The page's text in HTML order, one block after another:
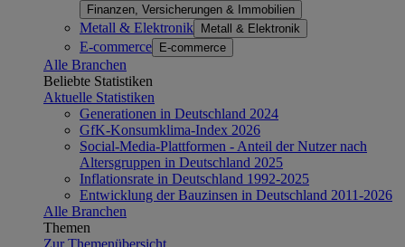
Finanzen, Versicherungen & Immobilien
Metall & Elektronik Metall & Elektronik
E-commerce E-commerce
Alle Branchen
Beliebte Statistiken
Aktuelle Statistiken
Generationen in Deutschland 2024
GfK-Konsumklima-Index 2026
Social-Media-Plattformen - Anteil der Nutzer nach
Altersgruppen in Deutschland 2025
Inflationsrate in Deutschland 1992-2025
Entwicklung der Bauzinsen in Deutschland 2011-2026
Alle Branchen
Themen
Zur Themenübersicht